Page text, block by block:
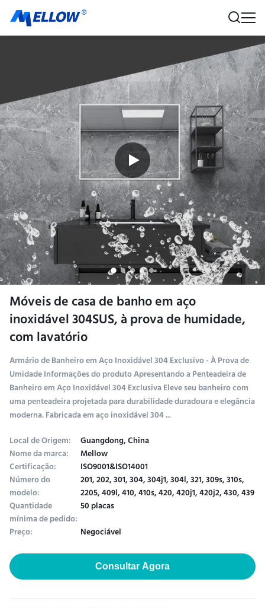
Móveis de casa de banho em aço
inoxidável 304SUS, à prova de humidade,
com lavatório
Armário de Banheiro em Aço Inoxidável 304 Exclusivo - À Prova de
Umidade Informações do produto Apresentando a Penteadeira de
Banheiro em Aço Inoxidável 304 Exclusiva Eleve seu banheiro com
uma penteadeira projetada para durabilidade duradoura e elegância
moderna. Fabricada em aço inoxidável 304 ...
Local de Origem:
Guangdong, China
Nome da marca: Mellow
Certificação: ISO9001&ISO14001
Número do
modelo:
201, 202, 301, 304, 304j1, 304l, 321, 309s, 310s,
2205, 409l, 410, 410s, 420, 420j1, 420j2, 430, 439
Quantidade
mínima de pedido:
50 placas
Preço:
Negociável
Consultar Agora